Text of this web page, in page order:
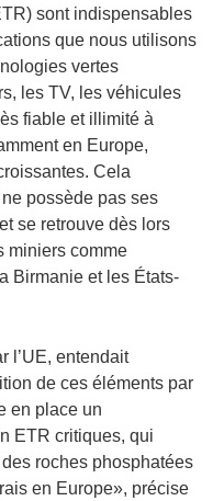
sont indispensables
que nous utilisons
vertes
les TV, les véhicules
fiable et illimité à
en Europe,
Cela
possède pas ses
se retrouve dès lors
miniers comme
Birmanie et les États-
l’UE, entendait
de ces éléments par
en place un
ETR critiques, qui
roches phosphatées
en Europe», précise